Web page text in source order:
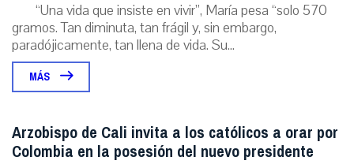
“Una vida que insiste en vivir”, María pesa “solo 570
gramos. Tan diminuta, tan frágil y, sin embargo,
paradójicamente, tan llena de vida. Su...
MÁS
Arzobispo de Cali invita a los católicos a orar por
Colombia en la posesión del nuevo presidente